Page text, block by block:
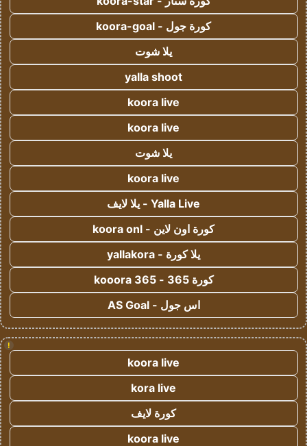
كورة جول - koora-goal
يلا شوت
yalla shoot
koora live
koora live
يلا شوت
koora live
Yalla Live - يلا لايف
كورة اون لاين - koora onl
يلا كورة - yallakora
كورة 365 - kooora 365
اس جول - AS Goal
!
koora live
kora live
كورة لايف
koora live